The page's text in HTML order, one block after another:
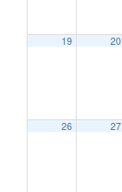
19 20
26 27
2:00 AM